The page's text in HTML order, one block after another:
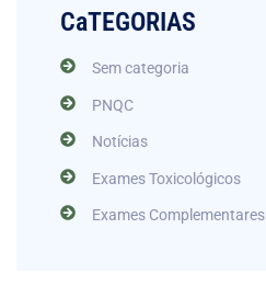
CaTEGORIAS
Sem categoria
PNQC
Notícias
Exames Toxicológicos
Exames Complementares